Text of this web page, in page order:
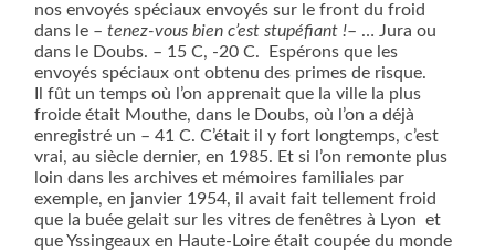
nos envoyés spéciaux envoyés sur le front du froid
dans le –tenez-vous bien c’est stupéfiant !– … Jura ou
dans le Doubs. – 15 C, -20 C.
Espérons que les
envoyés spéciaux ont obtenu des primes de risque.
Il fût un temps où l’on apprenait que la ville la plus
froide était Mouthe, dans le Doubs, où l’on a déjà
enregistré un – 41 C. C’était il y fort longtemps, c’est
vrai, au siècle dernier, en 1985. Et si l’on remonte plus
loin dans les archives et mémoires familiales par
exemple, en janvier 1954, il avait fait tellement froid
que la buée gelait sur les vitres de fenêtres à Lyon et
que Yssingeaux en Haute-Loire était coupée du monde